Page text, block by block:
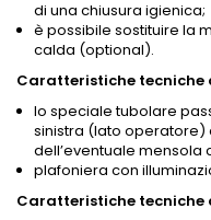
di una chiusura igienica;
è possibile sostituire la
calda (optional).
Caratteristiche tecniche
lo speciale tubolare
sinistra (lato operatore)
dell’eventuale mensola
plafoniera con
Caratteristiche tecniche